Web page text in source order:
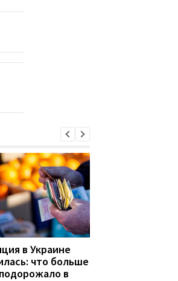
в Украине
что больше
в